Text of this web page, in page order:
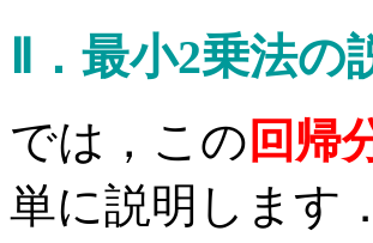
Ⅱ．最小2乗法の
では，この 回帰
単に説明します